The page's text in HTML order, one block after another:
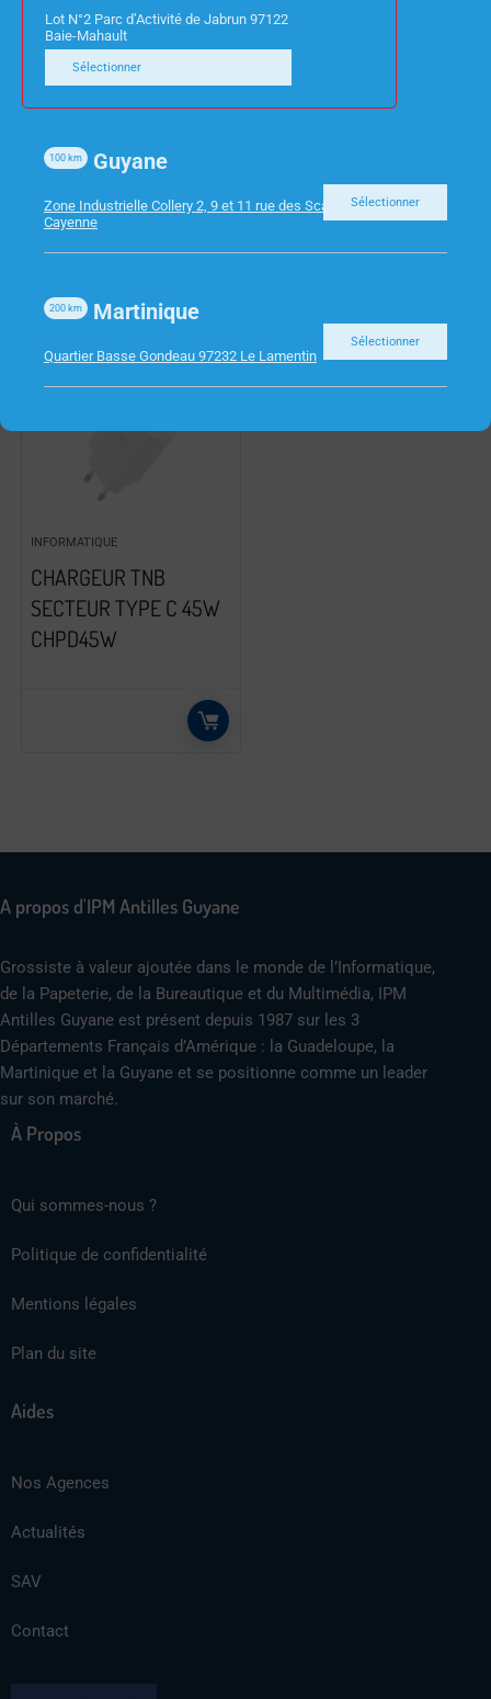
KC4500 ERGO USB
8GO 512SSD W11 PRO
INFORMATIQUE
CHARGEUR TNB
SECTEUR TYPE C 45W
CHPD45W
A propos d'IPM Antilles Guyane
Grossiste à valeur ajoutée dans le monde de l’Informatique,
de la Papeterie, de la Bureautique et du Multimédia, IPM
Antilles Guyane est présent depuis 1987 sur les 3
Départements Français d’Amérique : la Guadeloupe, la
Martinique et la Guyane et se positionne comme un leader
sur son marché.
À Propos
Qui sommes-nous ?
Politique de confidentialité
Mentions légales
Plan du site
Aides
Nos Agences
Actualités
SAV
Contact
Lot N°2 Parc d’Activité de Jabrun 97122
Baie-Mahault
Sélectionner
Guyane
100 km
Zone Industrielle Collery 2, 9 et 11 rue des Scarabees 97300
Cayenne
Sélectionner
Martinique
200 km
Quartier Basse Gondeau 97232 Le Lamentin
Sélectionner